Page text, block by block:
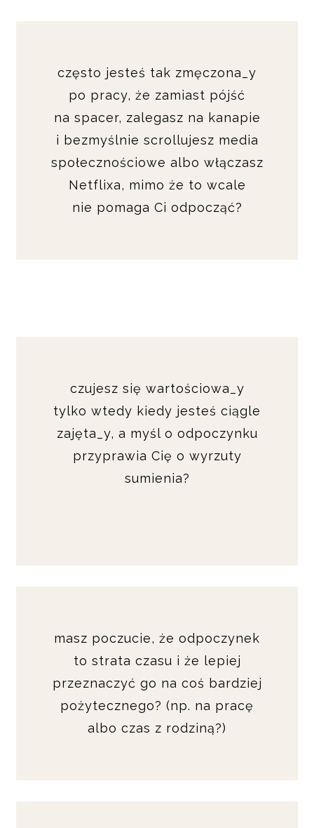
często jesteś tak zmęczona_y
po pracy, że zamiast pójść
na spacer, zalegasz na kanapie
i bezmyślnie scrollujesz media
społecznościowe albo włączasz
Netflixa, mimo że to wcale
nie pomaga Ci odpocząć?
czujesz się wartościowa_y
tylko wtedy kiedy jesteś ciągle
zajęta_y, a myśl o odpoczynku
przyprawia Cię o wyrzuty
sumienia?
masz poczucie, że odpoczynek
to strata czasu i że lepiej
przeznaczyć go na coś bardziej
pożytecznego? (np. na pracę
albo czas z rodziną?)